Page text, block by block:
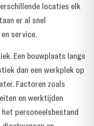
locaties elk
er al snel
service.
Een bouwplaats langs
dan een werkplek op
Factoren zoals
en werktijden
personeelsbestand